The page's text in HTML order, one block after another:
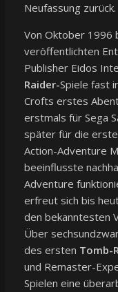
Neufassung zurück.
Von Oktober 1996
veröffentlichten
Publisher Eidos
Raider-Spiele fast
Crofts erstes
erstmals für Sega
später für die
Action-Adventure
beeinflusste
Adventure
erfreut sich bis
den bekanntesten
Über
des ersten Tomb-
und Remaster-
Spielen eine